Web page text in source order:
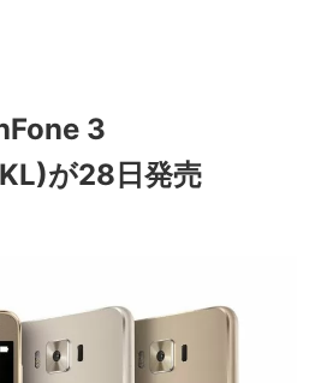
3
が28日発売